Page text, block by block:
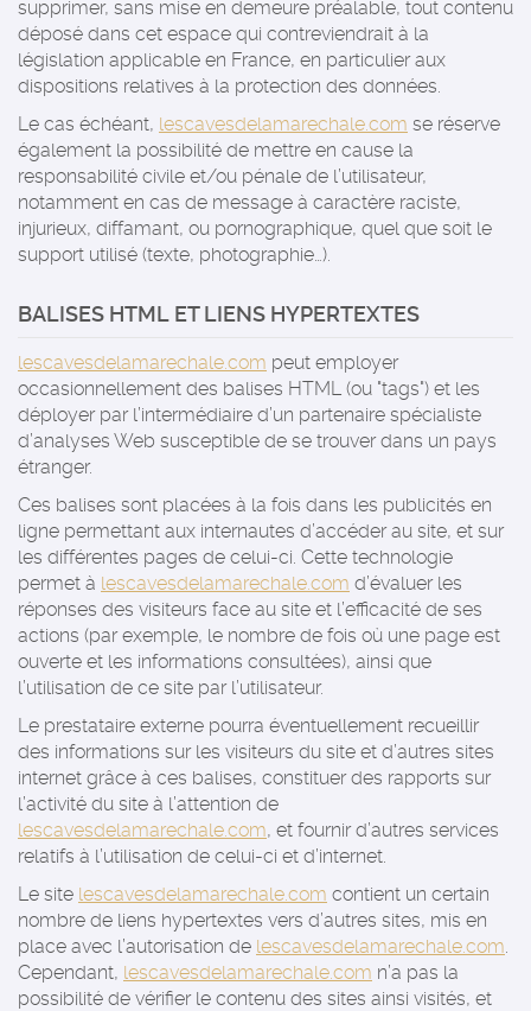
supprimer, sans mise en demeure préalable, tout contenu
déposé dans cet espace qui contreviendrait à la
législation applicable en France, en particulier aux
dispositions relatives à la protection des données.
Le cas échéant, lescavesdelamarechale.com se réserve
également la possibilité de mettre en cause la
responsabilité civile et/ou pénale de l’utilisateur,
notamment en cas de message à caractère raciste,
injurieux, diffamant, ou pornographique, quel que soit le
support utilisé (texte, photographie…).
BALISES HTML ET LIENS HYPERTEXTES
lescavesdelamarechale.com peut employer
occasionnellement des balises HTML (ou "tags") et les
déployer par l’intermédiaire d’un partenaire spécialiste
d’analyses Web susceptible de se trouver dans un pays
étranger.
Ces balises sont placées à la fois dans les publicités en
ligne permettant aux internautes d’accéder au site, et sur
les différentes pages de celui-ci. Cette technologie
permet à lescavesdelamarechale.com d’évaluer les
réponses des visiteurs face au site et l’efficacité de ses
actions (par exemple, le nombre de fois où une page est
ouverte et les informations consultées), ainsi que
l’utilisation de ce site par l’utilisateur.
Le prestataire externe pourra éventuellement recueillir
des informations sur les visiteurs du site et d’autres sites
internet grâce à ces balises, constituer des rapports sur
l’activité du site à l’attention de
lescavesdelamarechale.com, et fournir d’autres services
relatifs à l’utilisation de celui-ci et d’internet.
Le site lescavesdelamarechale.com contient un certain
nombre de liens hypertextes vers d’autres sites, mis en
place avec l’autorisation de lescavesdelamarechale.com.
Cependant, lescavesdelamarechale.com n’a pas la
possibilité de vérifier le contenu des sites ainsi visités, et